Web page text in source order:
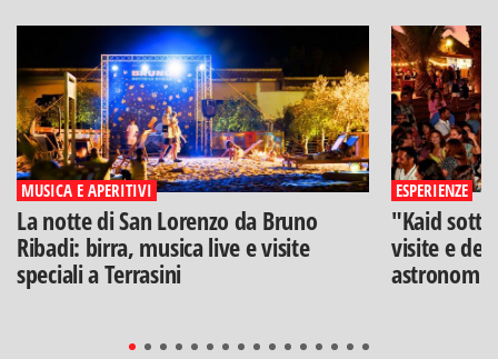
MUSICA E APERITIVI
La notte di San Lorenzo da Bruno
Ribadi: birra, musica live e visite
speciali a Terrasini
ESPERIENZE
"Kaid
visite e
astronomia